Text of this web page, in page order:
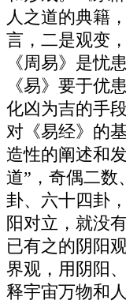
人之道的典籍
言，二是观变
《周易》是忧
《易》要于优
化凶为吉的手段
对《易经》的
造性的阐述和
道”，奇偶二数
卦、六十四卦
阳对立，就没
已有之的阴阳
界观，用阴阳
释宇宙万物和